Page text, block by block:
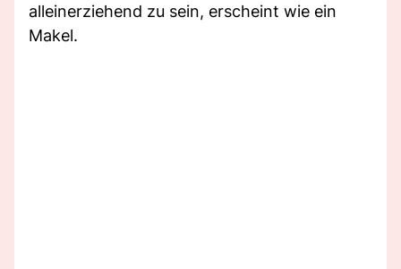
alleinerziehend zu sein, erscheint wie ein
Makel.